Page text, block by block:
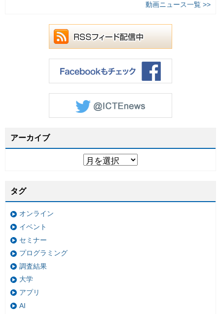
動画ニュース一覧 >>
アーカイブ
タグ
オンライン
イベント
セミナー
プログラミング
調査結果
大学
アプリ
AI